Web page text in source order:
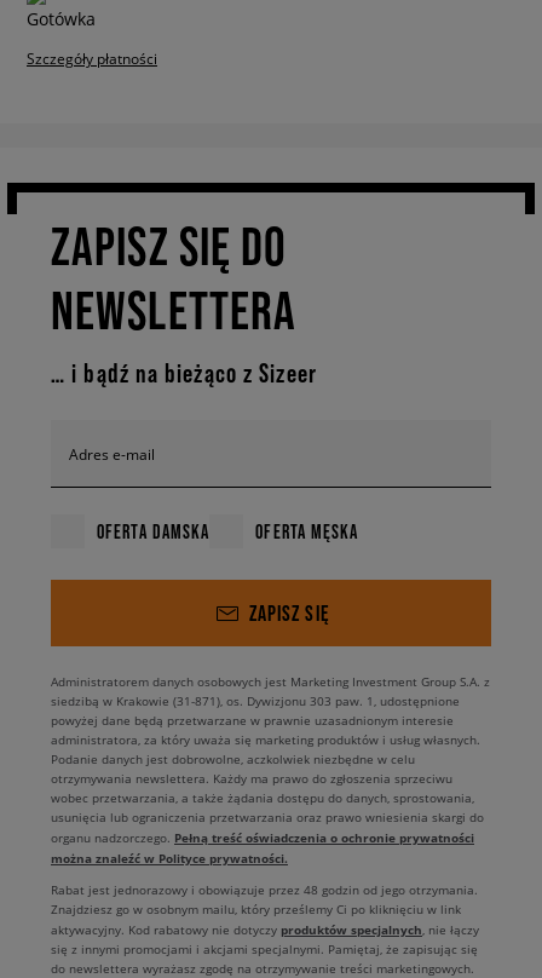
Szczegóły płatności
ZAPISZ SIĘ DO
NEWSLETTERA
… i bądź na bieżąco z Sizeer
Adres e-mail
OFERTA DAMSKA OFERTA MĘSKA
ZAPISZ SIĘ
Administratorem danych osobowych jest Marketing Investment Group S.A. z
siedzibą w Krakowie (31-871), os. Dywizjonu 303 paw. 1, udostępnione
powyżej dane będą przetwarzane w prawnie uzasadnionym interesie
administratora, za który uważa się marketing produktów i usług własnych.
Podanie danych jest dobrowolne, aczkolwiek niezbędne w celu
otrzymywania newslettera. Każdy ma prawo do zgłoszenia sprzeciwu
wobec przetwarzania, a także żądania dostępu do danych, sprostowania,
usunięcia lub ograniczenia przetwarzania oraz prawo wniesienia skargi do
organu nadzorczego. Pełną treść oświadczenia o ochronie prywatności
można znaleźć w Polityce prywatności.
Rabat jest jednorazowy i obowiązuje przez 48 godzin od jego otrzymania.
Znajdziesz go w osobnym mailu, który prześlemy Ci po kliknięciu w link
aktywacyjny. Kod rabatowy nie dotyczy produktów specjalnych, nie łączy
się z innymi promocjami i akcjami specjalnymi. Pamiętaj, że zapisując się
do newslettera wyrażasz zgodę na otrzymywanie treści marketingowych.